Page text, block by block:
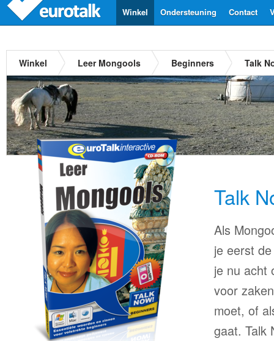
Contact
Ondersteuning
Winkel
Winkel Leer Mongools Beginners Talk
Talk
Als
je eerst
je nu acht
voor
moet, of
gaat. Talk